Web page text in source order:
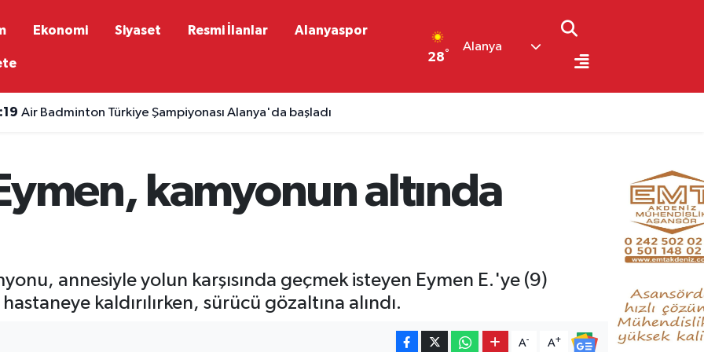
Ekonomi Siyaset Resmi İlanlar Alanyaspor
28°
Alanya
Air Badminton Türkiye Şampiyonası Alanya'da başladı
kamyonun altında
annesiyle yolun karşısında geçmek isteyen Eymen E.'ye (9)
kaldırılırken, sürücü gözaltına alındı.
A- A+